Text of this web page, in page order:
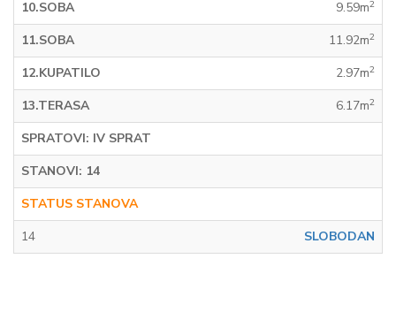
10.SOBA 9.59m2
11.SOBA 11.92m2
12.KUPATILO 2.97m2
13.TERASA 6.17m2
SPRATOVI: IV SPRAT
STANOVI: 14
STATUS STANOVA
14
SLOBODAN